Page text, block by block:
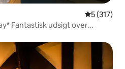
5 ud af 5 i
5 (317)
Fantastisk udsigt over